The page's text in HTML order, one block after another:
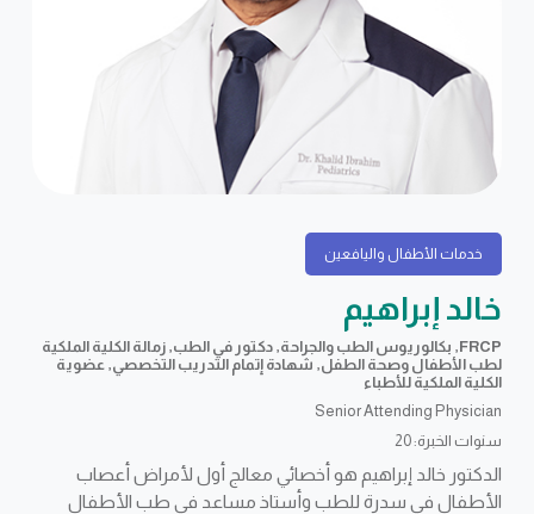
خدمات الأطفال واليافعين
خالد إبراهيم
FRCP, بكالوريوس الطب والجراحة, دكتور في الطب, زمالة الكلية الملكية
لطب الأطفال وصحة الطفل, شهادة إتمام التدريب التخصصي, عضوية
الكلية الملكية للأطباء
Senior Attending Physician
سنوات الخبرة: 20
الدكتور خالد إبراهيم هو أخصائي معالج أول لأمراض أعصاب
الأطفال في سدرة للطب وأستاذ مساعد في طب الأطفال